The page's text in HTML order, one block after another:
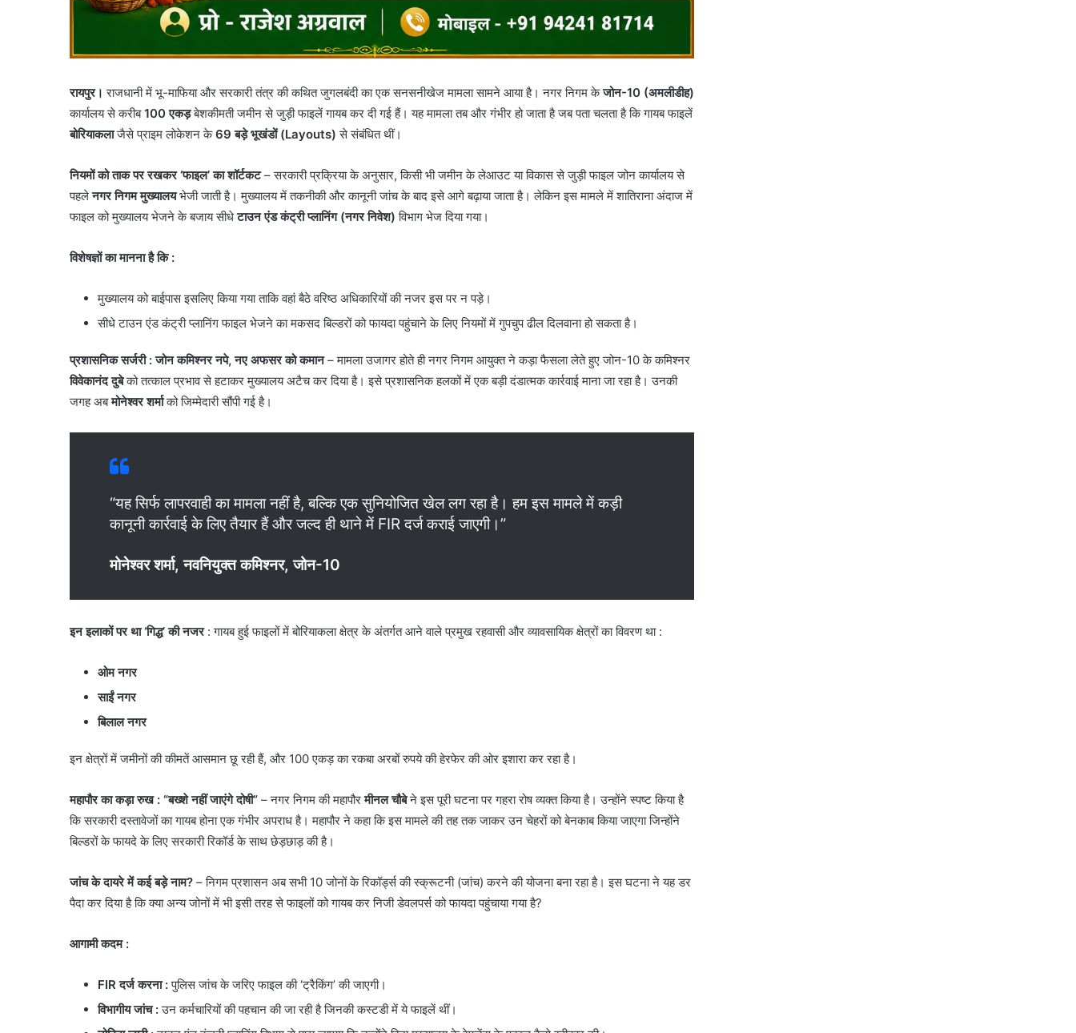
रायपुर। राजधानी में भू-माफिया और सरकारी तंत्र की कथित जुगलबंदी का एक सनसनीखेज मामला सामने आया है। नगर निगम केजोन-10 (अमलीडीह)
कार्यालय से करीब100 एकड़बेशकीमती जमीन से जुड़ी फाइलें गायब कर दी गई हैं। यह मामला तब और गंभीर हो जाता है जब पता चलता है कि गायब फाइलें
बोरियाकलाजैसे प्राइम लोकेशन के69 बड़े भूखंडों (Layouts) से संबंधित थीं।
नियमों को ताक पर रखकर ‘फाइल’ का शॉर्टकट– सरकारी प्रक्रिया के अनुसार, किसी भी जमीन के लेआउट या विकास से जुड़ी फाइल जोन कार्यालय से
पहलेनगर निगम मुख्यालयभेजी जाती है। मुख्यालय में तकनीकी और कानूनी जांच के बाद इसे आगे बढ़ाया जाता है। लेकिन इस मामले में शातिराना अंदाज में
फाइल को मुख्यालय भेजने के बजाय सीधेटाउन एंड कंट्री प्लानिंग (नगर निवेश) विभाग भेज दिया गया।
विशेषज्ञों का मानना है कि :
​मुख्यालय को बाईपास इसलिए किया गया ताकि वहां बैठे वरिष्ठ अधिकारियों की नजर इस पर न पड़े।
​सीधे टाउन एंड कंट्री प्लानिंग फाइल भेजने का मकसद बिल्डरों को फायदा पहुंचाने के लिए नियमों में गुपचुप ढील दिलवाना हो सकता है।
प्रशासनिक सर्जरी : जोन कमिश्नर नपे, नए अफसर को कमान– मामला उजागर होते ही नगर निगम आयुक्त ने कड़ा फैसला लेते हुए जोन-10 के कमिश्नर
विवेकानंद दुबेको तत्काल प्रभाव से हटाकर मुख्यालय अटैच कर दिया है। इसे प्रशासनिक हलकों में एक बड़ी दंडात्मक कार्रवाई माना जा रहा है। उनकी
जगह अबमोनेश्वर शर्माको जिम्मेदारी सौंपी गई है।
“यह सिर्फ लापरवाही का मामला नहीं है, बल्कि एक सुनियोजित खेल लग रहा है। हम इस मामले में कड़ी
कानूनी कार्रवाई के लिए तैयार हैं और जल्द ही थाने में FIR दर्ज कराई जाएगी।”
मोनेश्वर शर्मा, नवनियुक्त कमिश्नर, जोन-10
इन इलाकों पर था ‘गिद्ध’ की नजर: गायब हुई फाइलों में बोरियाकला क्षेत्र के अंतर्गत आने वाले प्रमुख रहवासी और व्यावसायिक क्षेत्रों का विवरण था :
ओम नगर
साईं नगर
बिलाल नगर
​इन क्षेत्रों में जमीनों की कीमतें आसमान छू रही हैं, और 100 एकड़ का रकबा अरबों रुपये की हेरफेर की ओर इशारा कर रहा है।
महापौर का कड़ा रुख : “बख्शे नहीं जाएंगे दोषी” – नगर निगम की महापौरमीनल चौबेने इस पूरी घटना पर गहरा रोष व्यक्त किया है। उन्होंने स्पष्ट किया है
कि सरकारी दस्तावेजों का गायब होना एक गंभीर अपराध है। महापौर ने कहा कि इस मामले की तह तक जाकर उन चेहरों को बेनकाब किया जाएगा जिन्होंने
बिल्डरों के फायदे के लिए सरकारी रिकॉर्ड के साथ छेड़छाड़ की है।
जांच के दायरे में कई बड़े नाम? – ​निगम प्रशासन अब सभी 10 जोनों के रिकॉर्ड्स की स्क्रूटनी (जांच) करने की योजना बना रहा है। इस घटना ने यह डर
पैदा कर दिया है कि क्या अन्य जोनों में भी इसी तरह से फाइलों को गायब कर निजी डेवलपर्स को फायदा पहुंचाया गया है?
आगामी कदम :
FIR दर्ज करना :पुलिस जांच के जरिए फाइल की ‘ट्रैकिंग’ की जाएगी।
विभागीय जांच :उन कर्मचारियों की पहचान की जा रही है जिनकी कस्टडी में ये फाइलें थीं।